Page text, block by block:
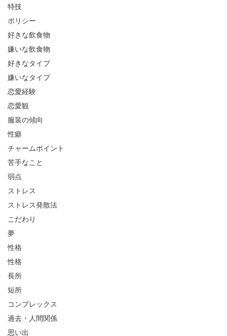
特技
ポリシー
好きな飲食物
嫌いな飲食物
好きなタイプ
嫌いなタイプ
恋愛経験
恋愛観
服装の傾向
性癖
チャームポイント
苦手なこと
弱点
ストレス
ストレス発散法
こだわり
夢
性格
性格
長所
短所
コンプレックス
過去・人間関係
思い出